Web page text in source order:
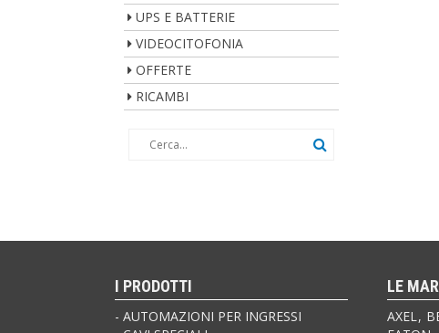
UPS E BATTERIE
VIDEOCITOFONIA
OFFERTE
RICAMBI
I PRODOTTI
AUTOMAZIONI PER INGRESSI
LE
AXEL